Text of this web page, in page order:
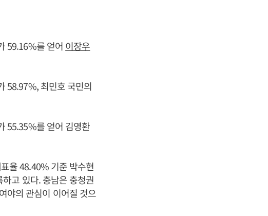
59.16%를 얻어 이장우
58.97%, 최민호 국민의
55.35%를 얻어 김영환
율 48.40% 기준 박수현
고 있다. 충남은 충청권
야의 관심이 이어질 것으